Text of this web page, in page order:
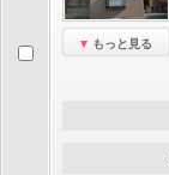
もっと見る